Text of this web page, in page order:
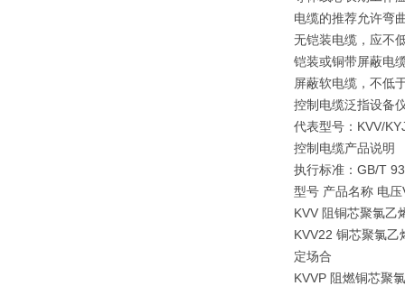
电缆的推荐允许弯
无铠装电缆，应不
铠装或铜带屏蔽电
屏蔽软电缆，不低
控制电缆泛指设备
代表型号：KVV/
控制电缆产品说明
执行标准：GB/T
型号 产品名称 电
KVV 阻铜芯聚氯乙
KVV22 铜芯聚氯
定场合
KVVP 阻燃铜芯聚